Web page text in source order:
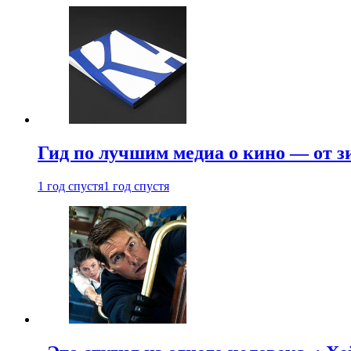
Гид по лучшим медиа о кино — от
1 год спустя1 год спустя